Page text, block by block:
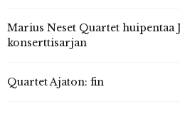
Marius Neset Quartet huipentaa
konserttisarjan
Quartet Ajaton: fin